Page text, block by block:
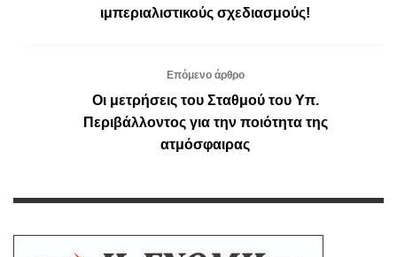
ιμπεριαλιστικούς σχεδιασμούς!
Επόμενο άρθρο
Οι μετρήσεις του Σταθμού του Υπ.
Περιβάλλοντος για την ποιότητα της
ατμόσφαιρας